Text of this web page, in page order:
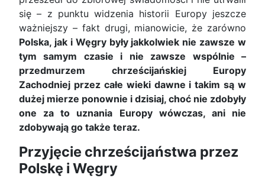
się – z punktu widzenia historii Europy jeszcze
ważniejszy – fakt drugi, mianowicie, że zarówno
Polska, jak i Węgry były jakkolwiek nie zawsze w
tym samym czasie i nie zawsze wspólnie –
przedmurzem chrześcijańskiej Europy
Zachodniej przez całe wieki dawne i takim są w
dużej mierze ponownie i dzisiaj, choć nie zdobyły
one za to uznania Europy wówczas, ani nie
zdobywają go także teraz.
Przyjęcie chrześcijaństwa przez
Polskę i Węgry